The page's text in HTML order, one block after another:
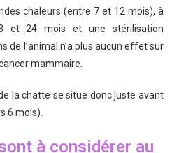
chaleurs (entre 7 et 12 mois), à
et 24 mois et une stérilisation
de l’animal n’a plus aucun effet sur
mammaire.
la chatte se situe donc juste avant
6 mois).
à considérer au